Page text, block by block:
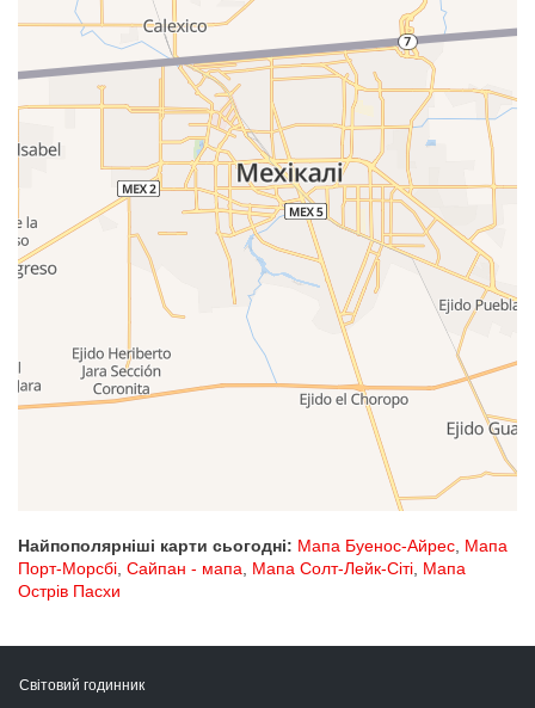
Найпополярніші карти сьогодні: Мапа Буенос-Айрес, Мапа
Порт-Морсбі, Сайпан - мапа, Мапа Солт-Лейк-Сіті, Мапа
Острів Пасхи
Світовий годинник